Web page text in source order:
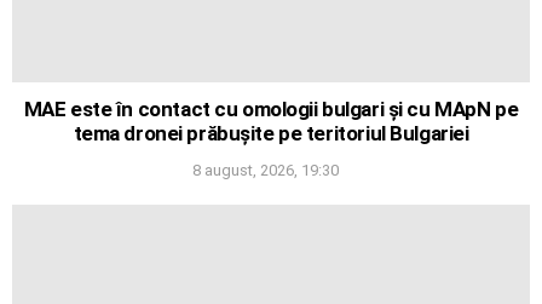
MAE este în contact cu omologii bulgari și cu MApN pe
tema dronei prăbușite pe teritoriul Bulgariei
8 august, 2026, 19:30